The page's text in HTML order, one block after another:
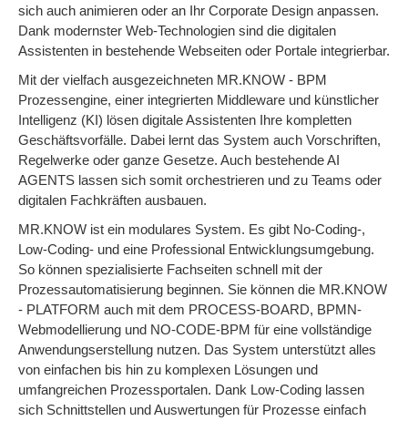
sich auch animieren oder an Ihr Corporate Design anpassen.
Dank modernster Web-Technologien sind die digitalen
Assistenten in bestehende Webseiten oder Portale integrierbar.
Mit der vielfach ausgezeichneten MR.KNOW - BPM
Prozessengine, einer integrierten Middleware und künstlicher
Intelligenz (KI) lösen digitale Assistenten Ihre kompletten
Geschäftsvorfälle. Dabei lernt das System auch Vorschriften,
Regelwerke oder ganze Gesetze. Auch bestehende AI
AGENTS lassen sich somit orchestrieren und zu Teams oder
digitalen Fachkräften ausbauen.
MR.KNOW ist ein modulares System. Es gibt No-Coding-,
Low-Coding- und eine Professional Entwicklungsumgebung.
So können spezialisierte Fachseiten schnell mit der
Prozessautomatisierung beginnen. Sie können die MR.KNOW
- PLATFORM auch mit dem PROCESS-BOARD, BPMN-
Webmodellierung und NO-CODE-BPM für eine vollständige
Anwendungserstellung nutzen. Das System unterstützt alles
von einfachen bis hin zu komplexen Lösungen und
umfangreichen Prozessportalen. Dank Low-Coding lassen
sich Schnittstellen und Auswertungen für Prozesse einfach